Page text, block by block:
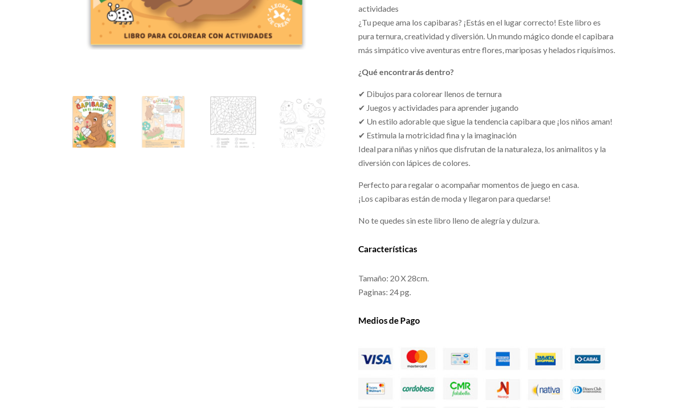
actividades
¿Tu peque ama los capibaras? ¡Estás en el lugar correcto! Este libro es
pura ternura, creatividad y diversión. Un mundo mágico donde el capibara
más simpático vive aventuras entre flores, mariposas y helados riquísimos.
¿Qué encontrarás dentro?
✔ Dibujos para colorear llenos de ternura
✔ Juegos y actividades para aprender jugando
✔ Un estilo adorable que sigue la tendencia capibara que ¡los niños aman!
✔ Estimula la motricidad fina y la imaginación
Ideal para niñas y niños que disfrutan de la naturaleza, los animalitos y la
diversión con lápices de colores.
Perfecto para regalar o acompañar momentos de juego en casa.
¡Los capibaras están de moda y llegaron para quedarse!
No te quedes sin este libro lleno de alegría y dulzura.
Características
Tamaño: 20 X 28cm.
Paginas: 24 pg.
Medios de Pago